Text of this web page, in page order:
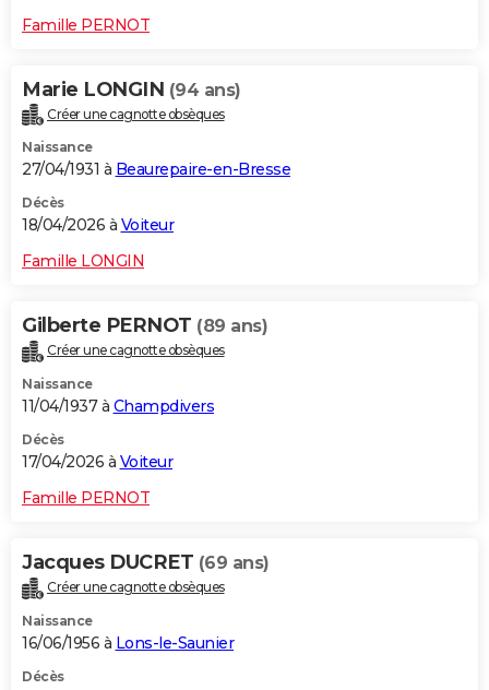
Famille PERNOT
Marie LONGIN (94 ans)
Créer une cagnotte obsèques
Naissance
27/04/1931 à Beaurepaire-en-Bresse
Décès
18/04/2026 à Voiteur
Famille LONGIN
Gilberte PERNOT (89 ans)
Créer une cagnotte obsèques
Naissance
11/04/1937 à Champdivers
Décès
17/04/2026 à Voiteur
Famille PERNOT
Jacques DUCRET (69 ans)
Créer une cagnotte obsèques
Naissance
16/06/1956 à Lons-le-Saunier
Décès